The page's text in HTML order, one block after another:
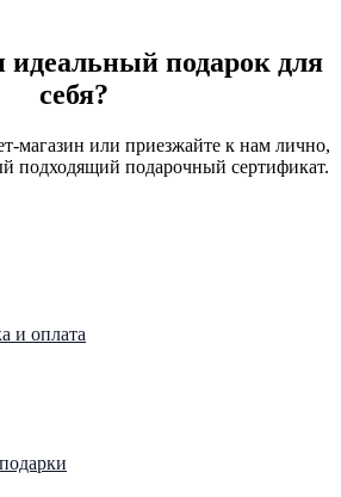
идеальный подарок для
себя?
магазин или приезжайте к нам лично,
подходящий подарочный сертификат.
и оплата